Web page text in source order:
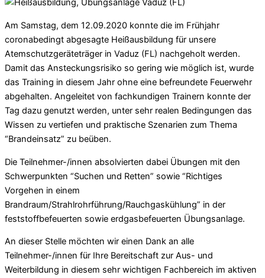
Am Samstag, dem 12.09.2020 konnte die im Frühjahr
coronabedingt abgesagte Heißausbildung für unsere
Atemschutzgeräteträger in Vaduz (FL) nachgeholt werden.
Damit das Ansteckungsrisiko so gering wie möglich ist, wurde
das Training in diesem Jahr ohne eine befreundete Feuerwehr
abgehalten. Angeleitet von fachkundigen Trainern konnte der
Tag dazu genutzt werden, unter sehr realen Bedingungen das
Wissen zu vertiefen und praktische Szenarien zum Thema
“Brandeinsatz” zu beüben.
Die Teilnehmer-/innen absolvierten dabei Übungen mit den
Schwerpunkten “Suchen und Retten” sowie “Richtiges
Vorgehen in einem
Brandraum/Strahlrohrführung/Rauchgaskühlung” in der
feststoffbefeuerten sowie erdgasbefeuerten Übungsanlage.
An dieser Stelle möchten wir einen Dank an alle
Teilnehmer-/innen für Ihre Bereitschaft zur Aus- und
Weiterbildung in diesem sehr wichtigen Fachbereich im aktiven